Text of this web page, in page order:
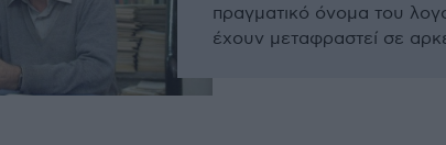
πραγματικό όνομα του
έχουν μεταφραστεί σε